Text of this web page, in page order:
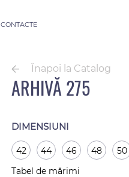
CONTACTE
Înapoi la Catalog
ARHIVĂ 275
DIMENSIUNI
42 44 46 48 50
Tabel de mărimi